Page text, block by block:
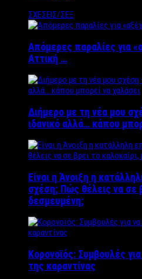
ΣΧΕΣΕΙΣ/ΣΕΞ
Απόμερες παραλίες για
Αττική …
Διήμερο με τη νέα μου
ιδανικό αλλά… κάπου
Είναι η Άνοιξη η
σχέση; Πώς θέλεις να σε
δεσμευμένη;
Κορονοϊός: Συμβουλές
της καραντίνας